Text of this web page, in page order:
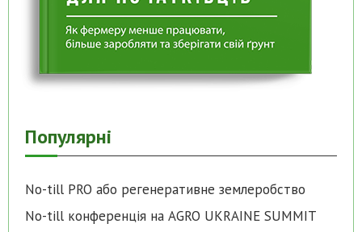
Популярні
No-till PRO або регенеративне землеробство
No-till конференція на AGRO UKRAINE SUMMIT